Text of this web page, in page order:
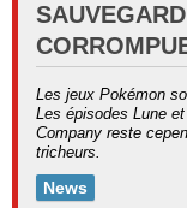
Les jeux Pokémon
Les épisodes Lune
Company reste
tricheurs.
News